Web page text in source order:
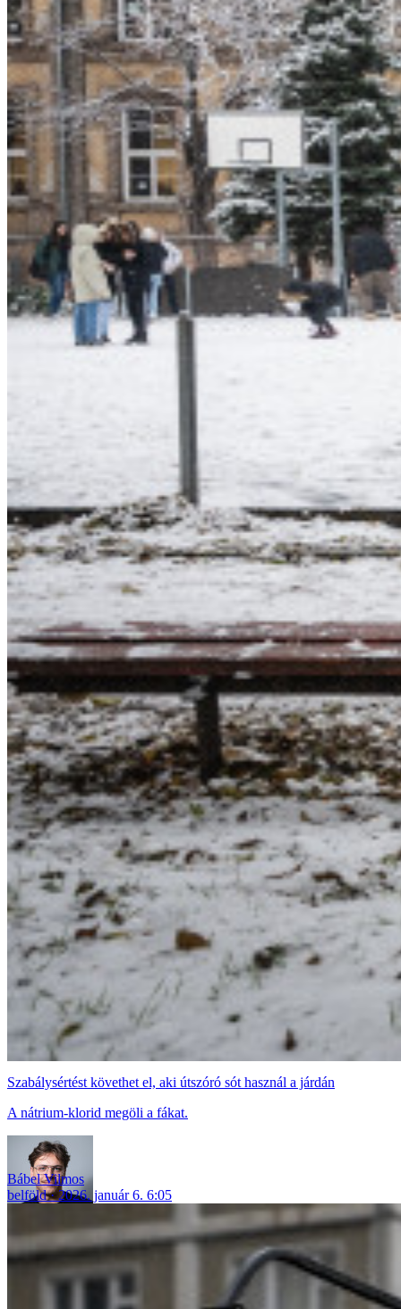
Szabálysértést követhet el, aki útszóró sót használ a járdán
A nátrium-klorid megöli a fákat.
Bábel Vilmos
belföld
2026. január 6. 6:05